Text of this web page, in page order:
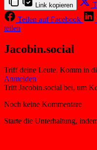
Link kopieren
Teilen auf Facebook
teilen
Jacobin.social
Triff deine Leute. Komm in